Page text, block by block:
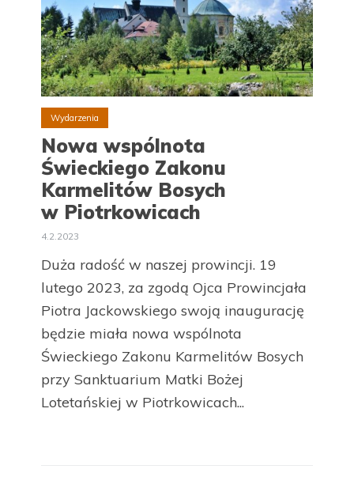
Wydarzenia
Nowa wspólnota
Świeckiego Zakonu
Karmelitów Bosych
w Piotrkowicach
4.2.2023
Duża radość w naszej prowincji. 19
lutego 2023, za zgodą Ojca Prowincjała
Piotra Jackowskiego swoją inaugurację
będzie miała nowa wspólnota
Świeckiego Zakonu Karmelitów Bosych
przy Sanktuarium Matki Bożej
Lotetańskiej w Piotrkowicach...